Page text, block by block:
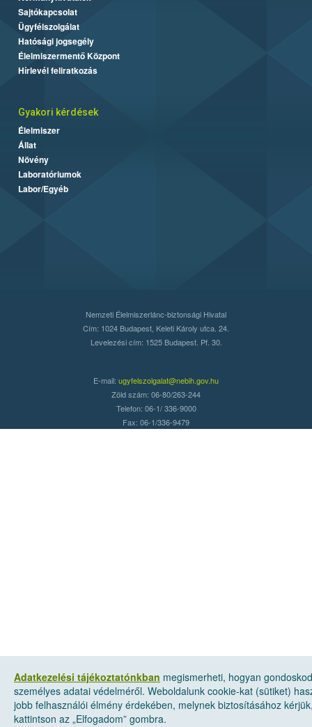
Adatkezelési tájékoztatónkban megismerheti, hogyan
személyes adatai védelméről. Weboldalunk cookie-kat (sütiket)
jobb felhasználói élmény érdekében, melynek biztosításához
kattintson az „Elfogadom” gombra.
Sajtókapcsolat
Ügyfélszolgálat
Hatósági jogsegély
Élelmiszermentő Központ
Hírlevél feliratkozás
Gyakori kérdések
Élelmiszer
Állat
Növény
Laboratóriumok
Labor/Egyéb
Nemzeti Élelmiszerlánc-biztonsági Hivatal
Cím: 1024 Budapest, Keleti Károly utca. 24.
Levelezési cím: 1525 Budapest. Pf. 30.
E-mail: ugyfelszolgalat@nebih.gov.hu
Zöld szám: 06-80/263-244
Telefon: 06-1/ 336-9000
Fax: 06-1/336-9479